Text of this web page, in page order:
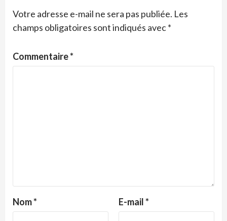
Votre adresse e-mail ne sera pas publiée. Les
champs obligatoires sont indiqués avec*
Commentaire*
Nom* E-mail*